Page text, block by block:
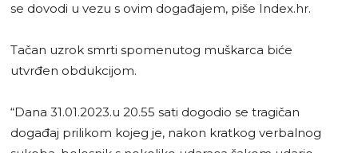
se dovodi u vezu s ovim događajem, piše Index.hr.
Tačan uzrok smrti spomenutog muškarca biće
utvrđen obdukcijom.
“Dana 31.01.2023.u 20.55 sati dogodio se tragičan
događaj prilikom kojeg je, nakon kratkog verbalnog